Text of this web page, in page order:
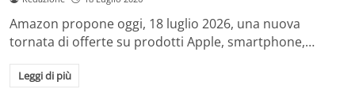
Amazon propone oggi, 18 luglio 2026, una nuova
tornata di offerte su prodotti Apple, smartphone,…
Leggi di più